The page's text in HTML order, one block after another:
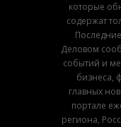
которые
содержат
Деловом
событий и
бизнеса,
главных
портале
региона,